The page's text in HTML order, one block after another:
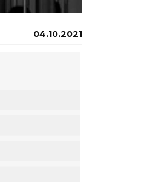
04.10.2021